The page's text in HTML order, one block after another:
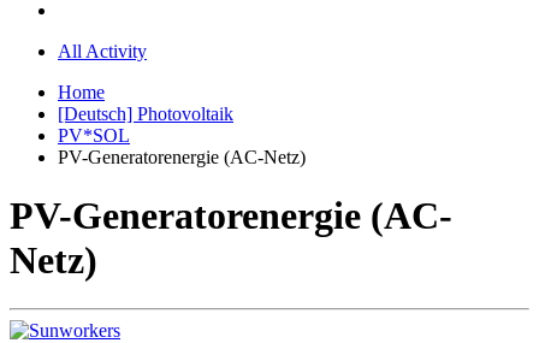
All Activity
Home
[Deutsch] Photovoltaik
PV*SOL
PV-Generatorenergie (AC-Netz)
PV-Generatorenergie (AC-
Netz)